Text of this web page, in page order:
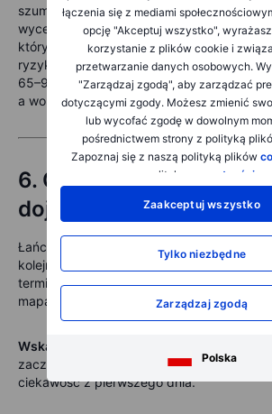
łączenia się z mediami
opcję "Akceptuj wszystko",
korzystanie z plików cookie i
przetwarzanie danych osobowych.
"Zarządzaj zgodą", aby zarządzać
dotyczącymi zgody. Możesz zmienić
lub wycofać zgodę w dowolnym
pośrednictwem strony z polityką
Zapoznaj się z naszą polityką plików
polityką
prywatności
Zaakceptuj wszystko
Tylko niezbędne
Zarządzaj zgodą
Polska
szum, dopóki łańcuch nie wykształci
wycen. Średni horyzont terminowy to
którym traderzy systematyczni znajdują
ryzyko/zwrot — ale pierwszego dnia w
65–93 dni (sierpień i wrzesień) były w
a wolumen był rozproszony i niewielki na
6. Co monitorować, gdy
dojrzewa
Łańcuch będzie się rozwijał. Open interest
kolejnych tygodniach wykształci się
terminowa, profil skośności zmienności
mapa ekspozycji gamma. Na te
Wskaźnik put/call
zaczyna odzwierciedlać realne
ciekawość z pierwszego dnia.